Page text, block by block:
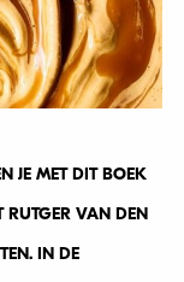
JE MET DIT BOEK
RUTGER VAN DEN
IN DE